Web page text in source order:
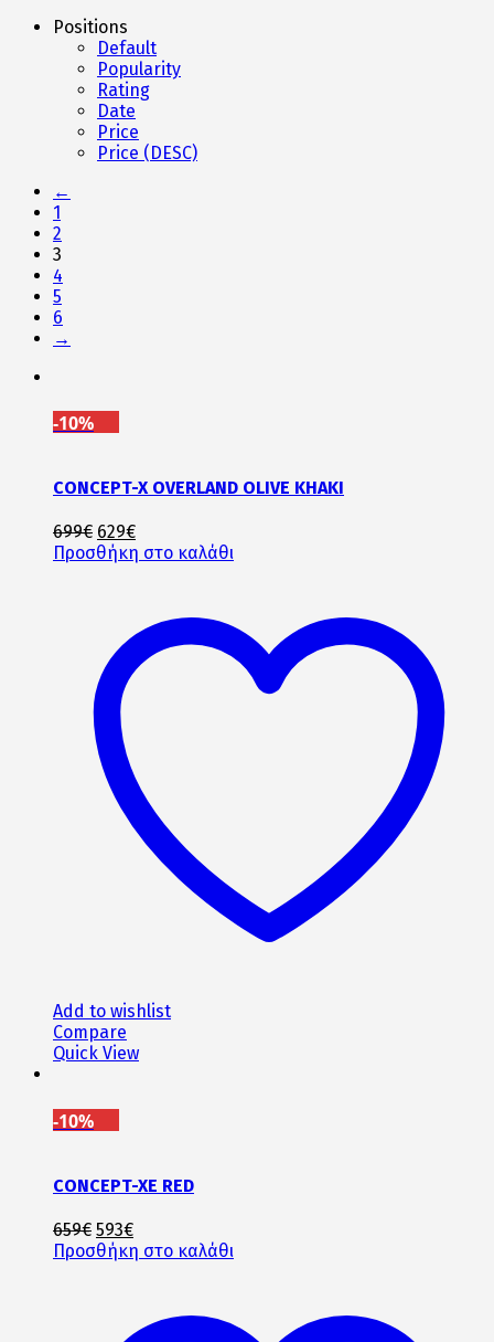
Positions
Default
Popularity
Rating
Date
Price
Price (DESC)
←
1
2
3
4
5
6
→
-10%
CONCEPT-X OVERLAND OLIVE KHAKI
699€ Original
price
629€Η
τρέχουσα
629€.
Προσθήκη στο καλάθι
Add to wishlist
Compare
Quick View
-10%
CONCEPT-XE RED
659€ Original
price
593€Η
τρέχουσα
593€.
Προσθήκη στο καλάθι